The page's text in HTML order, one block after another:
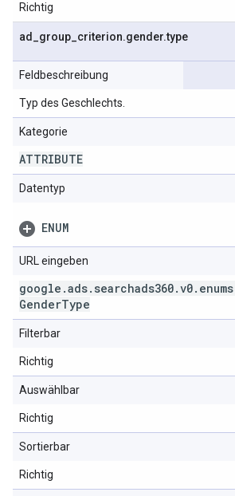
Richtig
ad group criterion.gender.type
Feldbeschreibung
Typ des Geschlechts.
Kategorie
ATTRIBUTE
Datentyp
ENUM
URL eingeben
google .ads. searchads360.v0. enums
GenderType
Filterbar
Richtig
Auswählbar
Richtig
Sortierbar
Richtig